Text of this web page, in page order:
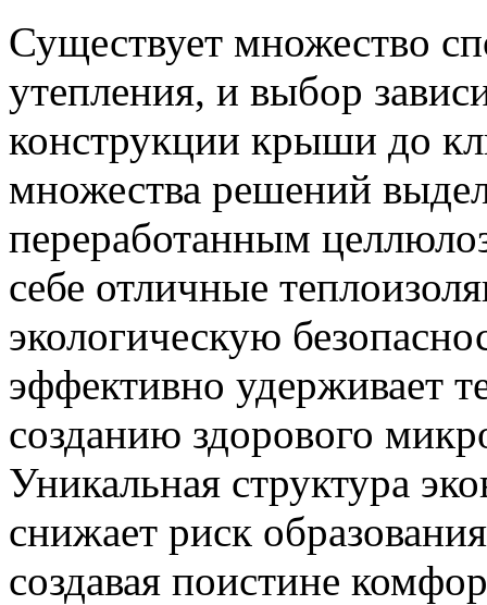
Существует множество
утепления, и выбор
конструкции крыши до
множества решений
переработанным
себе отличные
экологическую
эффективно удерживает
созданию здорового
Уникальная структура
снижает риск
создавая поистине